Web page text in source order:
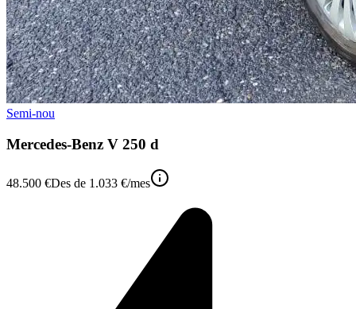
Semi-nou
Mercedes-Benz V 250 d
48.500 €Des de 1.033 €/mes